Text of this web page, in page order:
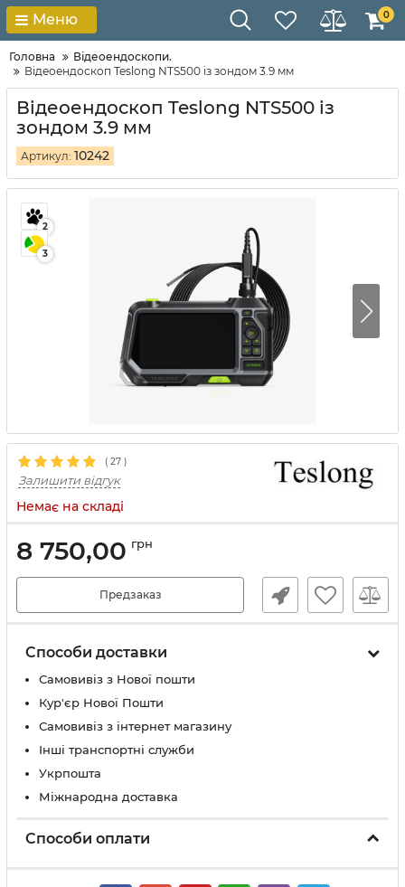
Меню 0
Головна
Відеоендоскопи.
Відеоендоскоп Teslong NTS500 із зондом 3.9 мм
Відеоендоскоп Teslong NTS500 із
зондом 3.9 мм
Артикул: 10242
2
3
( 27 )
Залишити відгук
Немає на складі
8 750,00 грн
Предзаказ
Способи доставки
Самовивіз з Нової пошти
Кур'єр Нової Пошти
Самовивіз з інтернет магазину
Інші транспортні служби
Укрпошта
Міжнародна доставка
Способи оплати